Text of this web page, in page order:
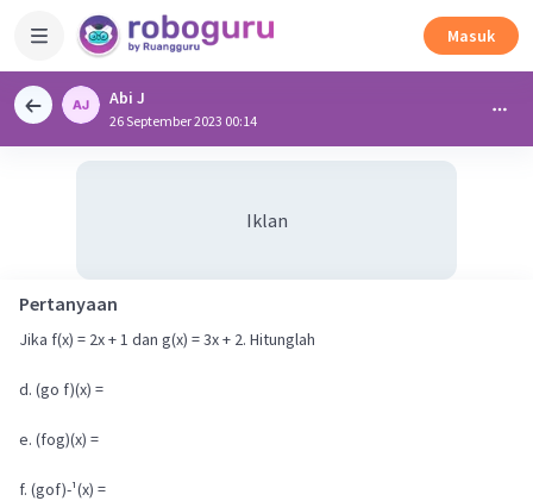
Masuk
Abi J
26 September 2023 00:14
Iklan
Pertanyaan
Jika f(x) = 2x + 1 dan g(x) = 3x + 2. Hitunglah
d. (go f)(x) =
e. (fog)(x) =
f. (gof)-¹(x) =